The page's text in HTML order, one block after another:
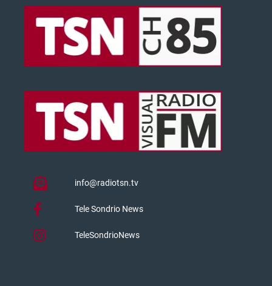
info@radiotsn.tv
Tele Sondrio News
TeleSondrioNews